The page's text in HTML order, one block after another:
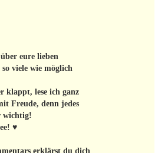
eure lieben
viele wie möglich
klappt, lese ich ganz
Freude, denn jedes
wichtig!
♥
erklärst du dich